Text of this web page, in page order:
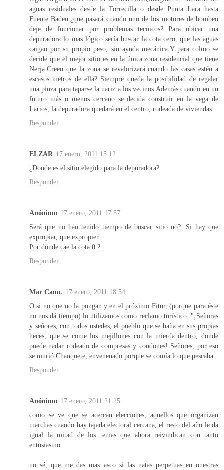
aguas residuales desde la Torrecilla o desde Punta Lara hasta
Fuente Baden.¿que pasará cuando uno de los motores de bombeo
deje de funcionar por problemas tecnicos? Para ubicar una
depuradora lo mas lógico sería buscar la cota cero, que las aguas
caigan por su propio peso, sin ayuda mecánica.Y para colmo se
decide que el mejor sitio es en la única zona residencial que tiene
Nerja.Creen que la zona se revalorizará cuando las casas estén a
escasos metros de ella? Siempre queda la posibilidad de regalar
una pinza para taparse la nariz a los vecinos.Además cuando en un
futuro más o menos cercano se decida construir en la vega de
Larios, la depuradora quedará en el centro, rodeada de viviendas.
Responder
ELZAR 17 enero, 2011 15:12
¿Donde es el sitio elegido para la depuradora?
Responder
Anónimo 17 enero, 2011 17:57
Será que no han tenido tiempo de buscar sitio no?. Si hay que
expropiar, que expropien.
Por dónde cae la cota 0 ? .
Responder
Mar Cano. 17 enero, 2011 18:54
O si no que no la pongan y en el próximo Fitur, (porque para éste
no nos dá tiempo) lo utilizamos como reclamo turístico. "¡Señoras
y señores, con todos ustedes, el pueblo que se baña en sus propias
heces, que se come los mejillones con la mierda dentro, donde
puede nadar rodeado de compresas y condones! Señores, por eso
se murió Chanquete, envenenado porque se comía lo que pescaba.
Responder
Anónimo 17 enero, 2011 21:15
como se ve que se acercan elecciones, aquellos que organizan
marchas cuando hay tajada electoral cercana, el resto del año le da
igual la mitad de los temas que ahora reivindican con tanto
entusiasmo.
no sé, que me das mas asco si las natas perpetuas en nuestras